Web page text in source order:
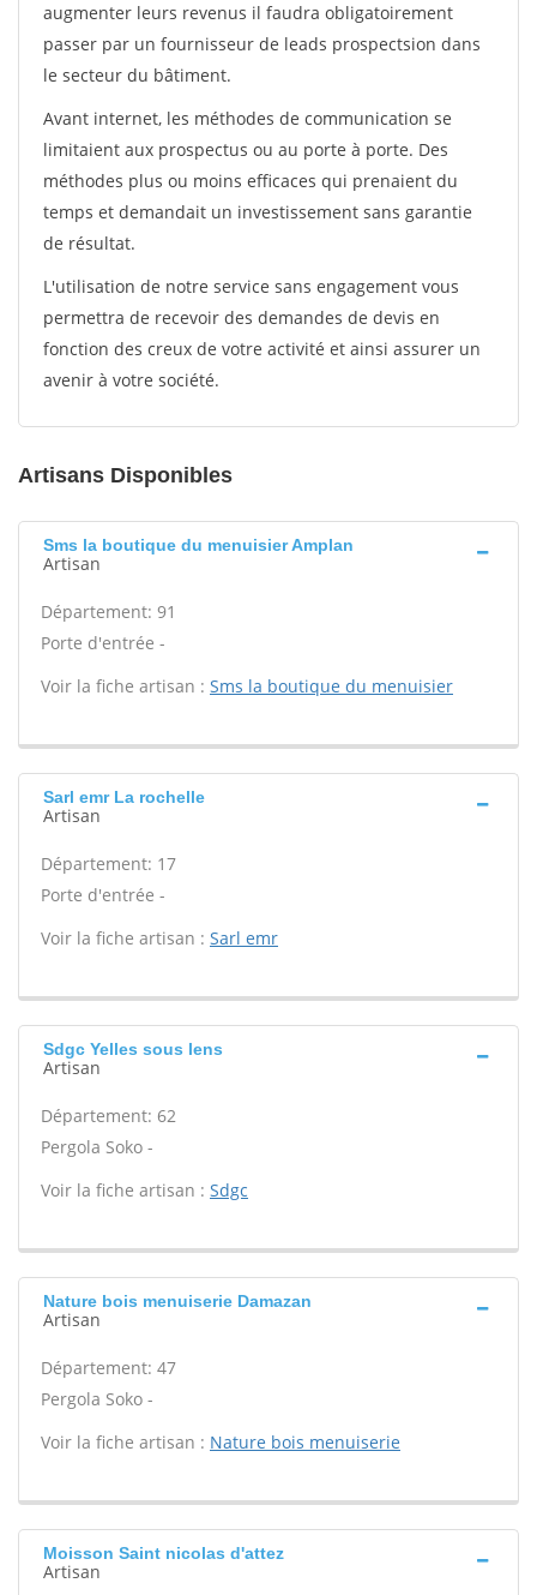
augmenter leurs revenus il faudra obligatoirement
passer par un fournisseur de leads prospectsion dans
le secteur du bâtiment.
Avant internet, les méthodes de communication se
limitaient aux prospectus ou au porte à porte. Des
méthodes plus ou moins efficaces qui prenaient du
temps et demandait un investissement sans garantie
de résultat.
L'utilisation de notre service sans engagement vous
permettra de recevoir des demandes de devis en
fonction des creux de votre activité et ainsi assurer un
avenir à votre société.
Artisans Disponibles
Sms la boutique du menuisier Amplan
Artisan
Département: 91
Porte d'entrée -
Voir la fiche artisan : Sms la boutique du menuisier
Sarl emr La rochelle
Artisan
Département: 17
Porte d'entrée -
Voir la fiche artisan : Sarl emr
Sdgc Yelles sous lens
Artisan
Département: 62
Pergola Soko -
Voir la fiche artisan : Sdgc
Nature bois menuiserie Damazan
Artisan
Département: 47
Pergola Soko -
Voir la fiche artisan : Nature bois menuiserie
Moisson Saint nicolas d'attez
Artisan